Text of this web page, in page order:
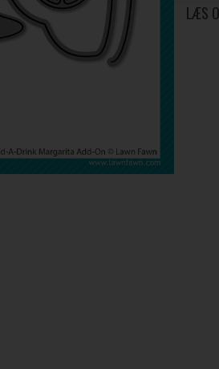
LÆS